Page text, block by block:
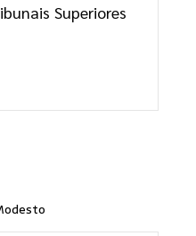
Superiores